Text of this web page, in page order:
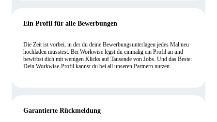
Ein Profil für alle Bewerbungen
Die Zeit ist vorbei, in der du deine Bewerbungsunterlagen jedes Mal neu
hochladen musstest. Bei Workwise legst du einmalig ein Profil an und
bewirbst dich mit wenigen Klicks auf Tausende von Jobs. Und das Beste:
Dein Workwise-Profil kannst du bei all unseren Partnern nutzen.
Garantierte Rückmeldung